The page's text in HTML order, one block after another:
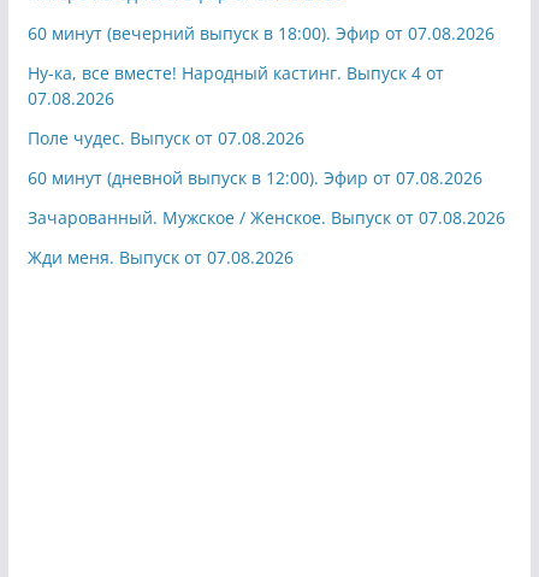
60 минут (вечерний выпуск в 18:00). Эфир от 07.08.2026
Ну-ка, все вместе! Народный кастинг. Выпуск 4 от
07.08.2026
Поле чудес. Выпуск от 07.08.2026
60 минут (дневной выпуск в 12:00). Эфир от 07.08.2026
Зачарованный. Мужское / Женское. Выпуск от 07.08.2026
Жди меня. Выпуск от 07.08.2026